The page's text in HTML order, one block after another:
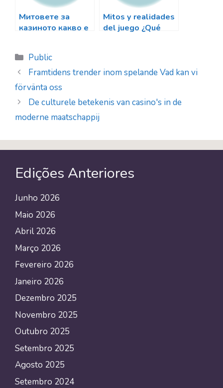
Митовете за
казиното какво е
Mitos y realidades
del juego ¿Qué
Categorias
Public
Framtidens trender inom spelande Vad kan vi
förvänta oss
De culturele betekenis van casino's in de
moderne maatschappij
Edições Anteriores
Junho 2026
Maio 2026
Abril 2026
Março 2026
Fevereiro 2026
Janeiro 2026
Dezembro 2025
Novembro 2025
Outubro 2025
Setembro 2025
Agosto 2025
Setembro 2024